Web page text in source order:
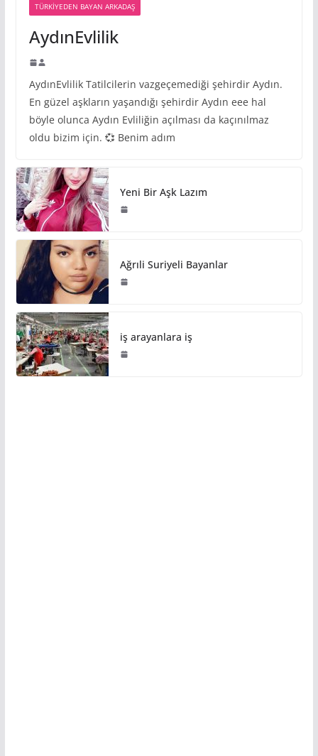
TÜRKIYEDEN BAYAN ARKADAŞ
AydınEvlilik
AydınEvlilik Tatilcilerin vazgeçemediği şehirdir Aydın.
En güzel aşkların yaşandığı şehirdir Aydın eee hal
böyle olunca Aydın Evliliğin açılması da kaçınılmaz
oldu bizim için. 💞 Benim adım
Yeni Bir Aşk Lazım
Ağrıli Suriyeli Bayanlar
iş arayanlara iş